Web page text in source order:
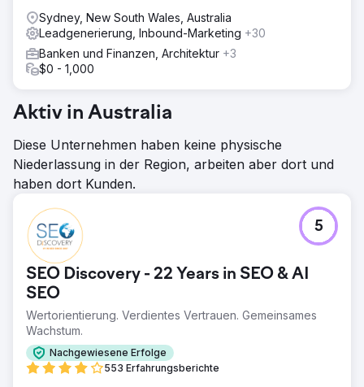
Sydney, New South Wales, Australia
Leadgenerierung, Inbound-Marketing +30
Banken und Finanzen, Architektur +3
$0 - 1,000
Aktiv in Australia
Diese Unternehmen haben keine physische
Niederlassung in der Region, arbeiten aber dort und
haben dort Kunden.
SEO Discovery - 22 Years in SEO & AI
SEO
Wertorientierung. Verdientes Vertrauen. Gemeinsames
Wachstum.
Nachgewiesene Erfolge
553 Erfahrungsberichte
5